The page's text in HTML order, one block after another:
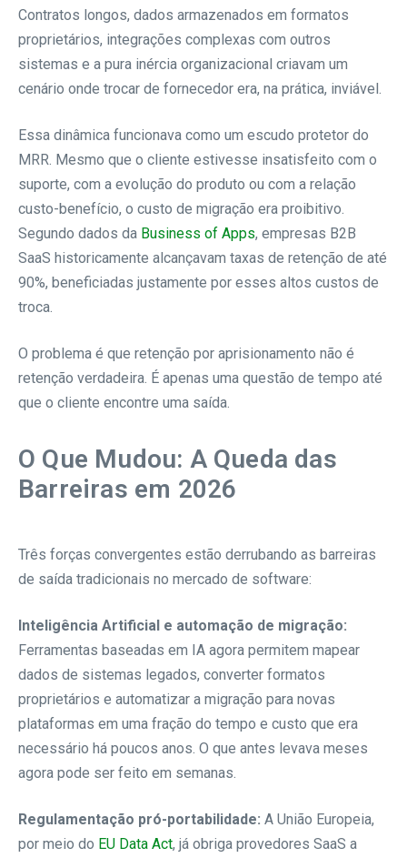
Contratos longos, dados armazenados em formatos
proprietários, integrações complexas com outros
sistemas e a pura inércia organizacional criavam um
cenário onde trocar de fornecedor era, na prática, inviável.
Essa dinâmica funcionava como um escudo protetor do
MRR. Mesmo que o cliente estivesse insatisfeito com o
suporte, com a evolução do produto ou com a relação
custo-benefício, o custo de migração era proibitivo.
Segundo dados da Business of Apps, empresas B2B
SaaS historicamente alcançavam taxas de retenção de até
90%, beneficiadas justamente por esses altos custos de
troca.
O problema é que retenção por aprisionamento não é
retenção verdadeira. É apenas uma questão de tempo até
que o cliente encontre uma saída.
O Que Mudou: A Queda das
Barreiras em 2026
Três forças convergentes estão derrubando as barreiras
de saída tradicionais no mercado de software:
Inteligência Artificial e automação de migração:
Ferramentas baseadas em IA agora permitem mapear
dados de sistemas legados, converter formatos
proprietários e automatizar a migração para novas
plataformas em uma fração do tempo e custo que era
necessário há poucos anos. O que antes levava meses
agora pode ser feito em semanas.
Regulamentação pró-portabilidade: A União Europeia,
por meio do EU Data Act, já obriga provedores SaaS a